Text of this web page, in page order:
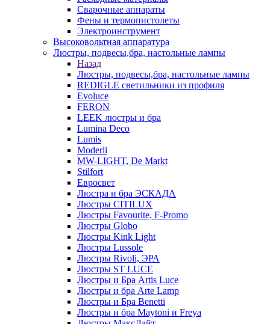
Сварочные аппараты
Фены и термопистолеты
Электроинструмент
Высоковольтная аппаратура
Люстры, подвесы,бра, настольные лампы
Назад
Люстры, подвесы,бра, настольные лампы
REDIGLE светильники из профиля
Evoluce
FERON
LEEK люстры и бра
Lumina Deco
Lumis
Moderli
MW-LIGHT, De Markt
Stilfort
Евросвет
Люстра и бра ЭСКАДА
Люстры CITILUX
Люстры Favourite, F-Promo
Люстры Globo
Люстры Kink Light
Люстры Lussole
Люстры Rivoli, ЭРА
Люстры ST LUCE
Люстры и Бра Artis Luce
Люстры и бра Arte Lamp
Люстры и Бра Benetti
Люстры и бра Maytoni и Freya